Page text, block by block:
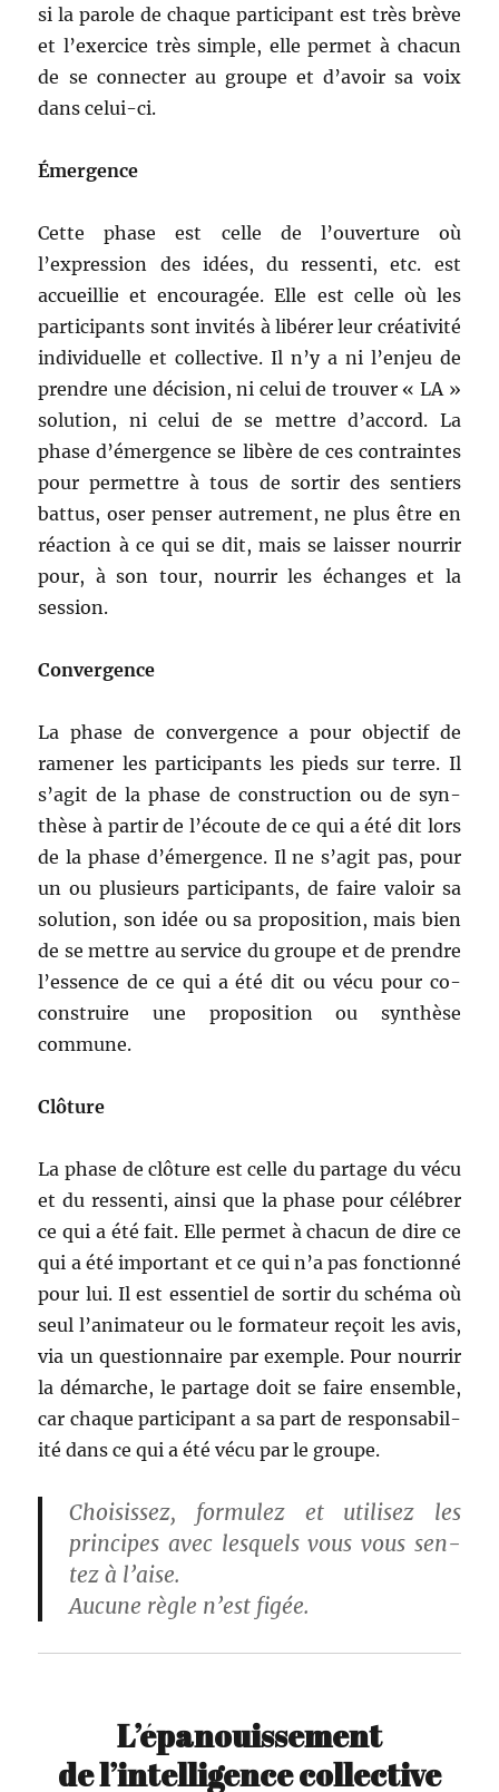
si la parole de chaque par­tic­i­pant est très brève
et l’exercice très sim­ple, elle per­met à cha­cun
de se con­necter au groupe et d’avoir sa voix
dans celui-ci.
Émer­gence
Cette phase est celle de l’ouverture où
l’expression des idées, du ressen­ti, etc. est
accueil­lie et encour­agée. Elle est celle où les
par­tic­i­pants sont invités à libér­er leur créa­tiv­ité
indi­vidu­elle et col­lec­tive. Il n’y a ni l’enjeu de
pren­dre une déci­sion, ni celui de trou­ver « LA »
solu­tion, ni celui de se met­tre d’accord. La
phase d’émergence se libère de ces con­traintes
pour per­me­t­tre à tous de sor­tir des sen­tiers
bat­tus, oser penser autrement, ne plus être en
réac­tion à ce qui se dit, mais se laiss­er nour­rir
pour, à son tour, nour­rir les échanges et la
session.
Con­ver­gence
La phase de con­ver­gence a pour objec­tif de
ramen­er les par­tic­i­pants les pieds sur terre. Il
s’agit de la phase de con­struc­tion ou de syn­
thèse à par­tir de l’écoute de ce qui a été dit lors
de la phase d’émergence. Il ne s’agit pas, pour
un ou plusieurs par­tic­i­pants, de faire val­oir sa
solu­tion, son idée ou sa propo­si­tion, mais bien
de se met­tre au ser­vice du groupe et de pren­dre
l’essence de ce qui a été dit ou vécu pour co-
con­stru­ire une propo­si­tion ou syn­thèse
commune.
Clô­ture
La phase de clô­ture est celle du partage du vécu
et du ressen­ti, ain­si que la phase pour célébr­er
ce qui a été fait. Elle per­met à cha­cun de dire ce
qui a été impor­tant et ce qui n’a pas fonc­tion­né
pour lui. Il est essen­tiel de sor­tir du sché­ma où
seul l’animateur ou le for­ma­teur reçoit les avis,
via un ques­tion­naire par exem­ple. Pour nour­rir
la démarche, le partage doit se faire ensem­ble,
car chaque par­tic­i­pant a sa part de respon­s­abil­
ité dans ce qui a été vécu par le groupe.
Choi­sis­sez, for­mulez et utilisez les
principes avec lesquels vous vous sen­
tez à l’aise.
Aucune règle n’est figée.
L’épanouissement
de l’intelligence collective